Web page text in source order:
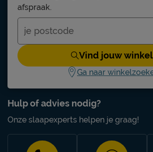
Hulp of advies nodig?
Onze slaapexperts helpen je graag!
afspraak.
Vind jouw winkel
Ga naar